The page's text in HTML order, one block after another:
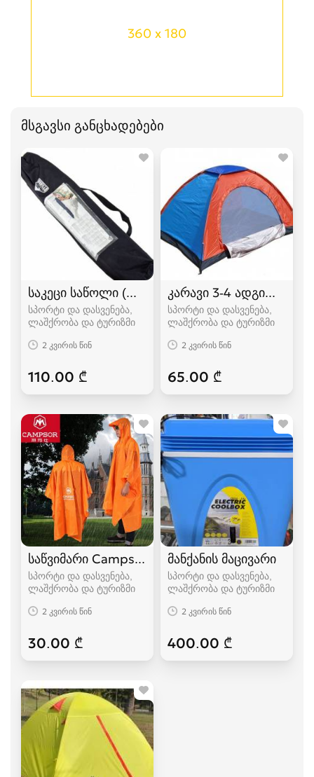
360 x 180
მსგავსი განცხადებები
საკეცი საწოლი (ლეჟანკა) გასაშლელი საწოლი
სპორტი და დასვენება,
ლაშქრობა და ტურიზმი
2 კვირის წინ
110.00 ₾
კარავი 3-4 ადგილიანი
სპორტი და დასვენება,
ლაშქრობა და ტურიზმი
2 კვირის წინ
65.00 ₾
საწვიმარი Campsor
სპორტი და დასვენება,
ლაშქრობა და ტურიზმი
2 კვირის წინ
30.00 ₾
მანქანის მაცივარი
სპორტი და დასვენება,
ლაშქრობა და ტურიზმი
2 კვირის წინ
400.00 ₾